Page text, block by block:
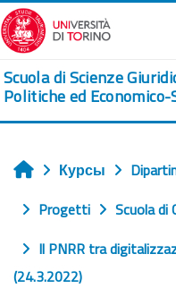
Перейти к основному
Scuola di Scienze
Politiche ed Economico-
Главная
Курсы
Progetti
Scuola di
Il PNRR tra
(24.3.2022)